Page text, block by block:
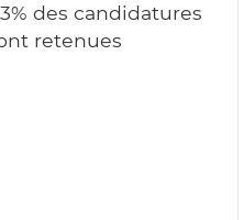
des candidatures
retenues